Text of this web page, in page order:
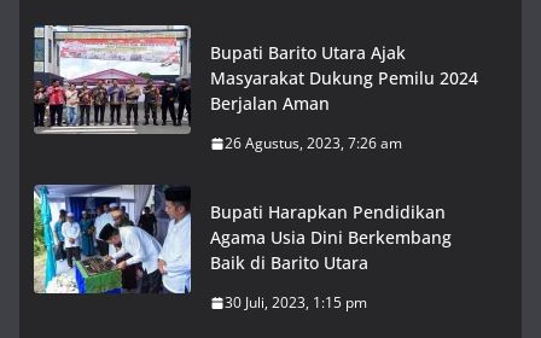
Bupati Barito Utara Ajak
Masyarakat Dukung Pemilu 2024
Berjalan Aman
26 Agustus, 2023, 7:26 am
Bupati Harapkan Pendidikan
Agama Usia Dini Berkembang
Baik di Barito Utara
30 Juli, 2023, 1:15 pm